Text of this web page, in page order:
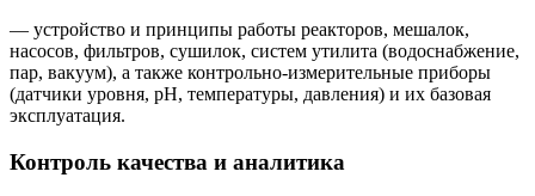
— устройство и принципы работы реакторов, мешалок,
насосов, фильтров, сушилок, систем утилита (водоснабжение,
пар, вакуум), а также контрольно‑измерительные приборы
(датчики уровня, pH, температуры, давления) и их базовая
эксплуатация.
Контроль качества и аналитика